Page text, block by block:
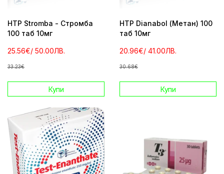
HTP Stromba - Стромба
100 таб 10мг
25.56€/ 50.00ЛВ.
33.23€
Купи
HTP Dianabol (Метан) 100
таб 10мг
20.96€/ 41.00ЛВ.
30.68€
Купи